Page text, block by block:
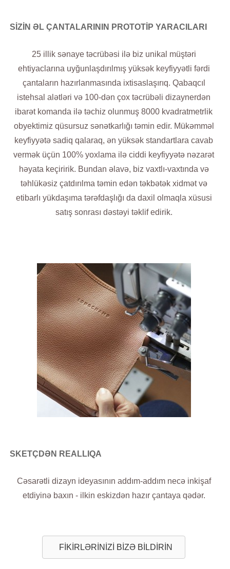
SİZİN ƏL ÇANTALARININ PROTOTİP YARACILARI
25 illik sənaye təcrübəsi ilə biz unikal müştəri
ehtiyaclarına uyğunlaşdırılmış yüksək keyfiyyətli fərdi
çantaların hazırlanmasında ixtisaslaşırıq. Qabaqcıl
istehsal alətləri və 100-dən çox təcrübəli dizaynerdən
ibarət komanda ilə təchiz olunmuş 8000 kvadratmetrlik
obyektimiz qüsursuz sənətkarlığı təmin edir. Mükəmməl
keyfiyyətə sadiq qalaraq, ən yüksək standartlara cavab
vermək üçün 100% yoxlama ilə ciddi keyfiyyətə nəzarət
həyata keçiririk. Bundan əlavə, biz vaxtlı-vaxtında və
təhlükəsiz çatdırılma təmin edən təkbətək xidmət və
etibarlı yükdaşıma tərəfdaşlığı da daxil olmaqla xüsusi
satış sonrası dəstəyi təklif edirik.
SKETÇDƏN REALLIQA
Cəsarətli dizayn ideyasının addım-addım necə inkişaf
etdiyinə baxın - ilkin eskizdən hazır çantaya qədər.
FİKİRLƏRİNİZİ BİZƏ BİLDİRİN